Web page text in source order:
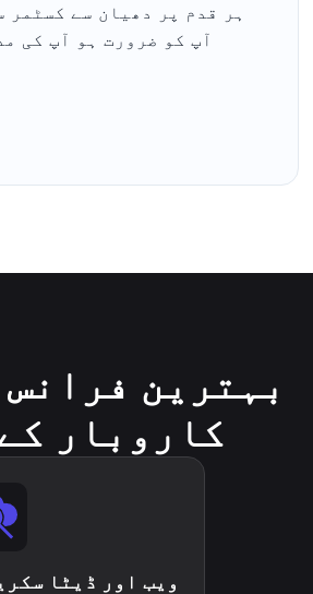
ہر قدم پر دھیان سے کسٹمر
بہترین
کاروبار
ویب اور ڈیٹا